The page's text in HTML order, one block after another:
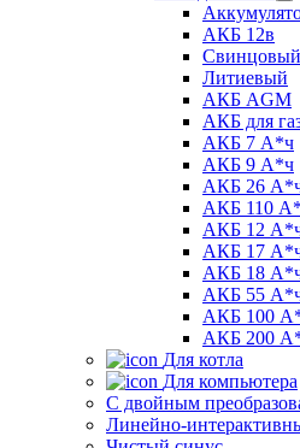
АКБ 12в
Свинцовый
Литиевый
АКБ AGM
АКБ для
АКБ 7 А*ч
АКБ 9 А*ч
АКБ 26
АКБ 110
АКБ 12
АКБ 17
АКБ 18
АКБ 55
АКБ 100
АКБ 200
Для котла
Для компьютера
C двойным
Линейно-